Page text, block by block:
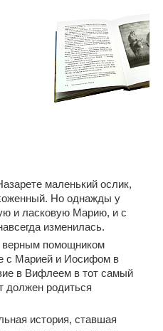
маленький ослик,
Но однажды у
и ласковую Марию, и с
изменилась.
верным помощником
с Марией и Иосифом в
в Вифлеем в тот самый
должен родиться
история, ставшая